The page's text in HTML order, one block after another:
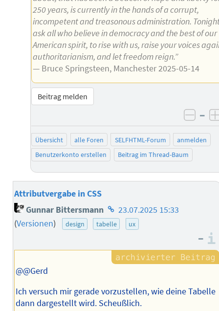
250 years, is currently in the hands of a corrupt,
incompetent and treasonous administration.
ask all who believe in democracy and the best of our
American spirit, to rise with us, raise your voices
authoritarianism, and let freedom reign.”
— Bruce Springsteen, Manchester 2025-05-14
Beitrag melden
–
Übersicht alle Foren SELFHTML-Forum
anmelden
Benutzerkonto erstellen
Beitrag im Thread-Baum
Attributvergabe in CSS
Gunnar Bittersmann Homepage
des
23.07.2025 15:33
(Versionen) design tabelle ux
–
@@Gerd
Ich versuch mir gerade vorzustellen, wie deine Tabelle
dann dargestellt wird. Scheußlich.